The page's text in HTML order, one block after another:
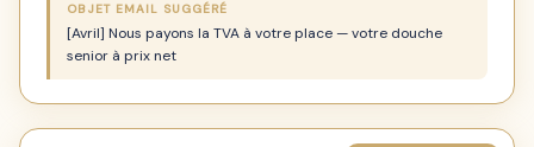
OBJET EMAIL SUGGÉRÉ
[Avril] Nous payons la TVA à votre place — votre douche
senior à prix net